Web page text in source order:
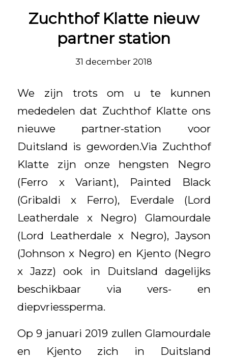
Zuchthof Klatte nieuw
partner station
31 december 2018
We zijn trots om u te kunnen
mededelen dat Zuchthof Klatte ons
nieuwe partner-station voor
Duitsland is geworden.Via Zuchthof
Klatte zijn onze hengsten Negro
(Ferro x Variant), Painted Black
(Gribaldi x Ferro), Everdale (Lord
Leatherdale x Negro) Glamourdale
(Lord Leatherdale x Negro), Jayson
(Johnson x Negro) en Kjento (Negro
x Jazz) ook in Duitsland dagelijks
beschikbaar via vers- en
diepvriessperma.
Op 9 januari 2019 zullen Glamourdale
en Kjento zich in Duitsland